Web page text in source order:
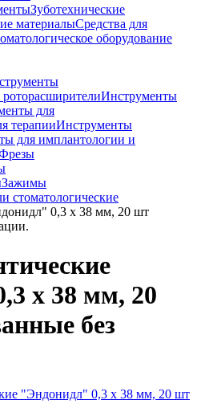
Зуботехнические
материалыСредства для
оборудование
Инструменты
для
терапииИнструменты
для имплантологии и
Зажимы
стоматологические
0,3 х 38 мм, 20 шт
х 38 мм, 20
без